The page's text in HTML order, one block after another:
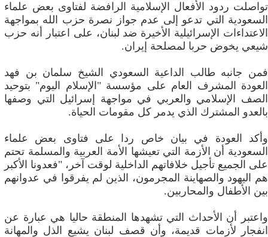
تواصلت ردود الأفعال الإسلامية الرافضة لفتاوى بعض علماء
السعودية التي تدعو إلى عدم جواز نصرة حزب الله بمواجهة
الاعتداءات الإسرائيلية الأخيرة ضد لبنان، على اعتبار أنه حزب
شيعي يخوض حربا لمصلحة إيران.
فمن جانبه طالب الداعية السعودي الشيخ سلمان بن فهد
العودة المشرف العام على مؤسسة "الإسلام اليوم" بتوحيد
الصف الإسلامي والعربي في مواجهة إسرائيل التي وصفها
بالعدو المشترك الذي يدمر كل مقومات الحياة.
وأكد العودة في بيان خاص ردا على فتاوى بعض علماء
السعودية أن الأزمة التي تعيشها الأمة العربية والمسلمة تحتم
على الجميع تأجيل خلافاتهم الداخلية لوقت آخر، "فعدونا الأكبر
هم اليهود والصهاينة المجرمون، الذين لم يفرقوا في عدوانهم
بين الأطفال والمحاربين.
واعتبر أن الأحداث التي تشهدها المنطقة حاليا هي عبارة عن
انفجار لأزمات قديمة، وأن قصف لبنان يشيع الذل والمهانة